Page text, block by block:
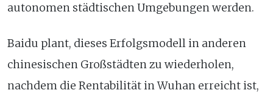
autonomen städtischen Umgebungen werden.
Baidu plant, dieses Erfolgsmodell in anderen
chinesischen Großstädten zu wiederholen,
nachdem die Rentabilität in Wuhan erreicht ist,